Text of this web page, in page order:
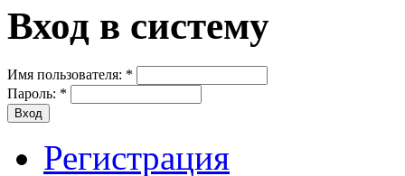
Вход в систему
Имя пользователя: *
Пароль: *
Регистрация